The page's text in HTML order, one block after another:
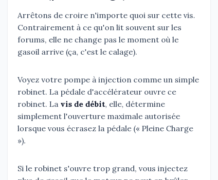
Arrêtons de croire n'importe quoi sur cette vis.
Contrairement à ce qu'on lit souvent sur les
forums, elle ne change pas le moment où le
gasoil arrive (ça, c'est le calage).
Voyez votre pompe à injection comme un simple
robinet. La pédale d'accélérateur ouvre ce
robinet. La vis de débit, elle, détermine
simplement l'ouverture maximale autorisée
lorsque vous écrasez la pédale (« Pleine Charge
»).
Si le robinet s'ouvre trop grand, vous injectez